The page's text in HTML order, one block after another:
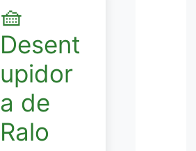
🧺
Desent
upidor
a de
Ralo